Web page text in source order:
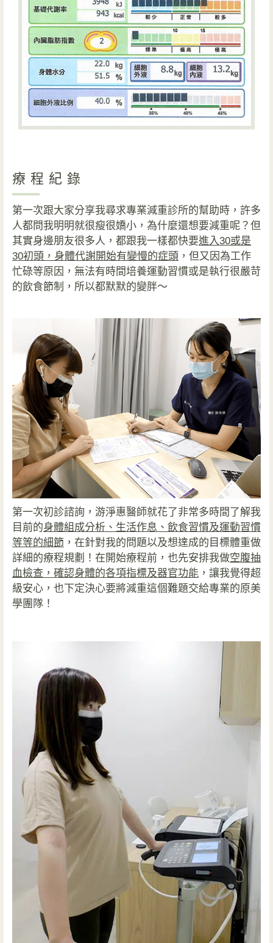
療程紀錄
第一次跟大家分享我尋求專業減重診所的幫助時，許多
人都問我明明就很瘦很嬌小，為什麼還想要減重呢？但
其實身邊朋友很多人，都跟我一樣都快要進入30或是
30初頭，身體代謝開始有變慢的症頭 ，但又因為工作
忙碌等原因，無法有時間培養運動習慣或是執行很嚴苛
的飲食節制，所以都默默的變胖～
第一次初診諮詢，游淨惠醫師就花了非常多時間了解我
目前的身體組成分析、生活作息、飲食習慣及運動習慣
等等的細節 ，在針對我的問題以及想達成的目標體重做
詳細的療程規劃！在開始療程前，也先安排我做空腹抽
血檢查，確認身體的各項指標及器官功能 ，讓我覺得超
級安心，也下定決心要將減重這個難題交給專業的原美
學團隊！